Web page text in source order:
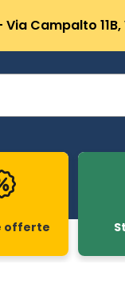
Campalto 11B,
offerte